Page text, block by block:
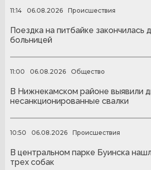
11:14 06.08.2026 Происшествия
Поездка на питбайке закончилась
больницей
11:00 06.08.2026 Общество
В Нижнекамском районе выявили
несанкционированные свалки
10:50 06.08.2026 Происшествия
В центральном парке Буинска
трех собак